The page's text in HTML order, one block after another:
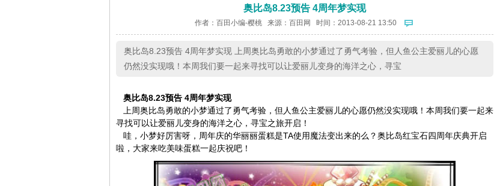
奥比岛8.23预告 4周年梦实现
作者：百田小编-樱桃 来源： 百田网 时间：2013-08-21 13:50
奥比岛8.23预告 4周年梦实现 上周奥比岛勇敢的小梦通过了勇气考验，但人鱼公主爱丽儿的心愿
仍然没实现哦！本周我们要一起来寻找可以让爱丽儿变身的海洋之心，寻宝
奥比岛8.23预告 4周年梦实现
上周奥比岛勇敢的小梦通过了勇气考验，但人鱼公主爱丽儿的心愿仍然没实现哦！本周我们要一起来
寻找可以让爱丽儿变身的海洋之心，寻宝之旅开启！
哇，小梦好厉害呀，周年庆的华丽丽蛋糕是TA使用魔法变出来的么？奥比岛红宝石四周年庆典开启
啦，大家来吃美味蛋糕一起庆祝吧！